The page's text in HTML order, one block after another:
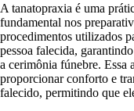
A tanatopraxia é uma
fundamental nos
procedimentos utilizados
pessoa falecida,
a cerimônia fúnebre. Essa
proporcionar conforto e
falecido, permitindo que